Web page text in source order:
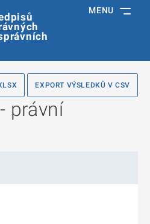
MENU
EXPORT VÝSLEDKŮ V CSV
právní